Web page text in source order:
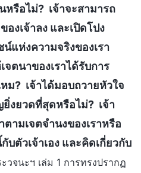
หรือไม่? เจ้าจะสามารถ
งเจ้าลง และเปิดโปง
แห่งความจริงของเรา
ตนาของเราได้รับการ
ม? เจ้าได้มอบถวายหัวใจ
งยวดที่สุดหรือไม่? เจ้า
ามเจตจำนงของเราหรือ
ตัวเจ้าเอง และคิดเกี่ยวกับ
วจนะฯ เล่ม 1 การทรงปรากฏ